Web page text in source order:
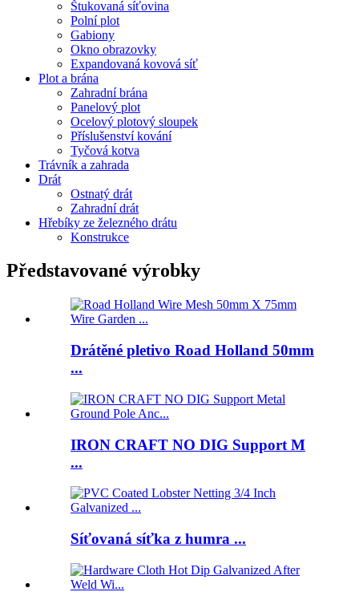
Štukovaná síťovina
Polní plot
Gabiony
Okno obrazovky
Expandovaná kovová síť
Plot a brána
Zahradní brána
Panelový plot
Ocelový plotový sloupek
Příslušenství kování
Tyčová kotva
Trávník a zahrada
Drát
Ostnatý drát
Zahradní drát
Hřebíky ze železného drátu
Konstrukce
Představované výrobky
Drátěné pletivo Road Holland 50mm
...
IRON CRAFT NO DIG Support M
...
Síťovaná síťka z humra ...